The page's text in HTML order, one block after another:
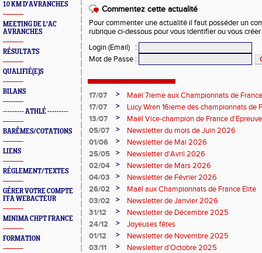
10 KM D'AVRANCHES
MEETING DE L'AC
AVRANCHES
RÉSULTATS
QUALIFIÉ(E)S
BILANS
--------- ATHLÉ ---------
BARÊMES/COTATIONS
LIENS
RÉGLEMENT/TEXTES
GÉRER VOTRE COMPTE
FFA WEBACTEUR
MINIMA CHPT FRANCE
FORMATION
Commentez cette actualité
Pour commenter une actualité il faut posséder un
rubrique ci-dessous pour vous identifier ou vous
Login (Email)
:
Mot de Passe :
17/07 >
Maël 7ieme aux Championnats de
17/07
>
Lucy Wren 16ieme des championnats de
perche
13/07 >
Maël Vice-champion de France
05/07
>
Newsletter du mois de Juin 2026
01/06
>
Newsletter de Mai 2026
25/05
>
Newsletter d'Avril 2026
02/04
>
Newsletter de Mars 2026
04/03
>
Newsletter de Février 2026
26/02
>
Maël aux Championnats de France Elite
03/02
>
Newsletter de Janvier 2026
31/12
>
Newsletter de Décembre 2025
24/12
>
Joyeuses fêtes
01/12
>
Newsletter de Novembre 2025
03/11
>
Newsletter d'Octobre 2025